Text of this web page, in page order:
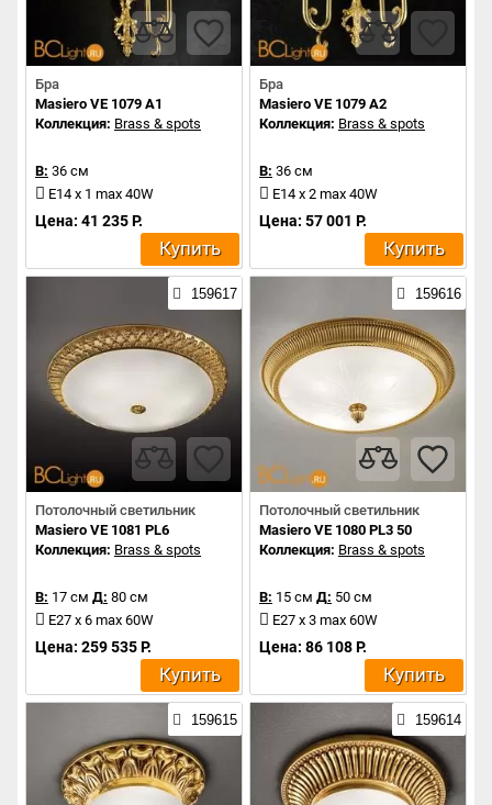
Бра
Masiero VE 1079 A1
Коллекция: Brass & spots
В: 36 см
E14 x 1 max 40W
Цена: 41 235 Р.
Купить
Бра
Masiero VE 1079 A2
Коллекция: Brass & spots
В: 36 см
E14 x 2 max 40W
Цена: 57 001 Р.
Купить
159617
Потолочный светильник
Masiero VE 1081 PL6
Коллекция: Brass & spots
В: 17 см Д: 80 см
E27 x 6 max 60W
Цена: 259 535 Р.
Купить
159616
Потолочный светильник
Masiero VE 1080 PL3 50
Коллекция: Brass & spots
В: 15 см Д: 50 см
E27 x 3 max 60W
Цена: 86 108 Р.
Купить
159615 159614